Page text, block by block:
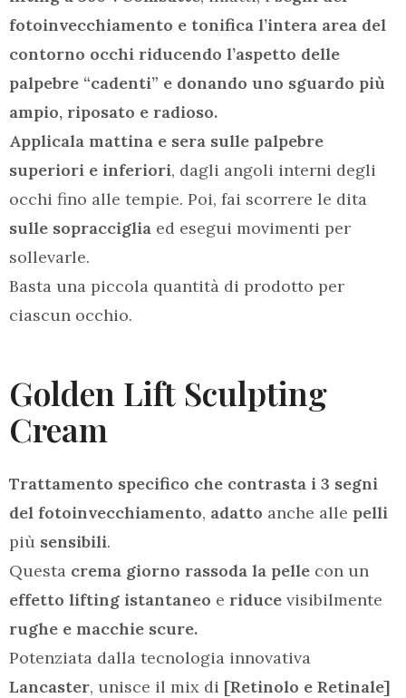
fotoinvecchiamento e tonifica l’intera area del
contorno occhi riducendo l’aspetto delle
palpebre “cadenti” e donando uno sguardo più
ampio, riposato e radioso.
Applicala mattina e sera sulle palpebre
superiori e inferiori, dagli angoli interni degli
occhi fino alle tempie. Poi, fai scorrere le dita
sulle sopracciglia ed esegui movimenti per
sollevarle.
Basta una piccola quantità di prodotto per
ciascun occhio.
Golden Lift Sculpting
Cream
Trattamento specifico che contrasta i 3 segni
del fotoinvecchiamento, adatto anche alle pelli
più sensibili.
Questa crema giorno rassoda la pelle con un
effetto lifting istantaneo e riduce visibilmente
rughe e macchie scure.
Potenziata dalla tecnologia innovativa
Lancaster, unisce il mix di [Retinolo e Retinale]